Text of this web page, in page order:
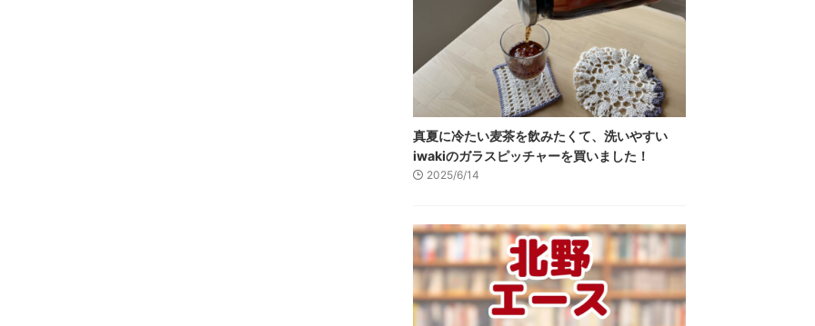
真夏に冷たい麦茶を飲みたくて、洗いやすい
iwakiのガラスピッチャーを買いました！
2025/6/14